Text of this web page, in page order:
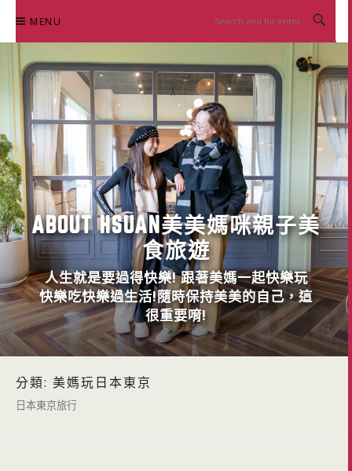
content
MENU
ABOUT HSUAN美美媽咪親子美
食旅遊
人生就是要過得快樂! 跟著美媽一起快樂玩
快樂吃快樂過生活!隨時保持美美的自己，這
很重要唷!
分類: 美媽玩日本東京
日本東京旅行